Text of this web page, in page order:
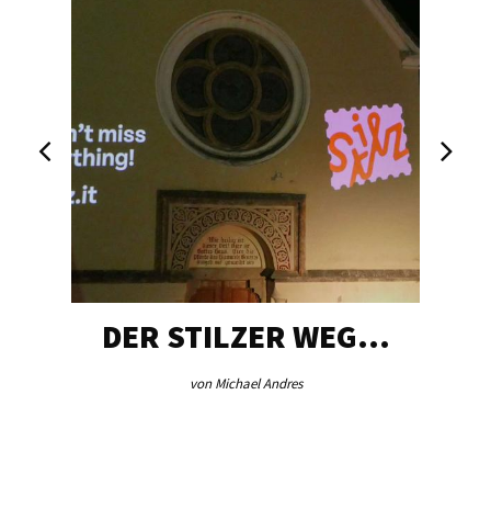
DER STILZER WEG…
von Michael Andres